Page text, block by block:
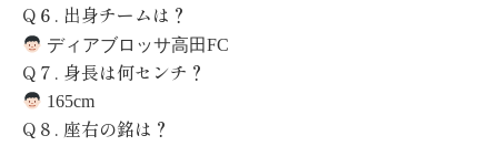
Q ６ . 出身チームは？
ディアブロッサ高田FC
Q ７ . 身長は何センチ？
165cm
Q ８ . 座右の銘は？